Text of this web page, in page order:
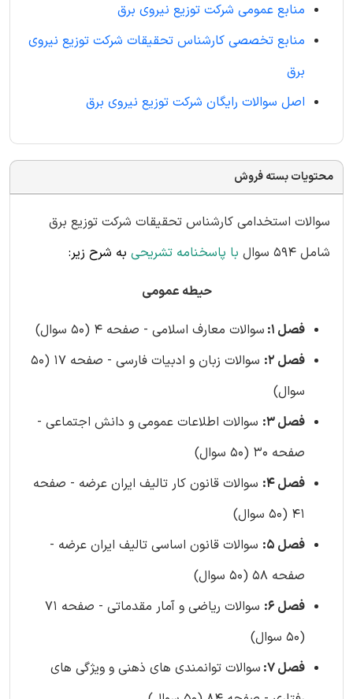
منابع عمومی شرکت توزیع نیروی برق
منابع تخصصی کارشناس تحقیقات شرکت توزیع نیروی
برق
اصل سوالات رایگان شرکت توزیع نیروی برق
محتویات بسته فروش
سوالات استخدامی کارشناس تحقیقات شرکت توزیع برق
شامل 594 سوال
با پاسخنامه تشریحی به شرح زیر:
حیطه عمومی
فصل 1:
سوالات معارف اسلامی - صفحه 4 (50 سوال)
فصل 2:
سوالات زبان و ادبیات فارسی - صفحه 17 (50
سوال)
فصل 3:
سوالات اطلاعات عمومی و دانش اجتماعی -
صفحه 30 (50 سوال)
فصل 4:
سوالات قانون کار تالیف ایران عرضه - صفحه
41 (50 سوال)
فصل 5:
سوالات قانون اساسی تالیف ایران عرضه -
صفحه 58 (50 سوال)
فصل 6:
سوالات ریاضی و آمار مقدماتی - صفحه 71
(50 سوال)
فصل 7:
سوالات توانمندی های ذهنی و ویژگی های